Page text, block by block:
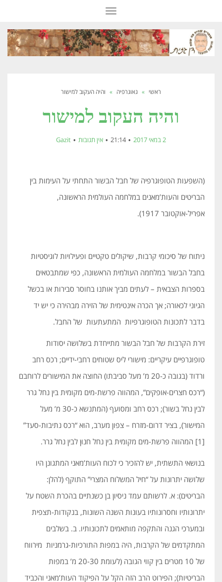
תפריט
ראשי » גאוגרפיה » והיה העקוב למישור
והיה העקוב למישור
2 במאי 2017 21:14 אין תגובות Gazit
(השפעות הטופוגרפיה של חבל הבשור התחתי על העימות בין
הבריטים והעות’מאנים במלחמה העולמית הראשונה,
אפריל-אוקטובר 1917).
ניתוח של סיכומי קרבות, שיקולים טקטיים ופעילויות לוגיסטיות
בחבל הבשור במלחמה העולמית הראשונה, כפי שמתבטאים
בספרות הצבאית – לעתים מביך אותנו בחוסר סבירות או בכשל
הגיוני לכאורה; אך הכרה אינטימית של הזירה מבהירה כי יש יד
בדבר לתכונות הטופוגרפיות המתעתעות של החבל.
זירת הקרבות של חבל הבשור מתייחדת בשלושה יסודות
טופוגרפיים עיקריים: מישורי ליס שטוחים רחבי-ידיים; רכס רחב
ורדוד (בגובה כ-20 מ’ מעל סביבתו) החוצה את המישורים לרוחבם
(“רכס חצרים-אופקים”, המהווה פרשת-מים מקומית בין נחל גרר
לבין נחל בשור); רכס רחב ומסועף (המתנשא כ-30 מ’ מעל
המישור), בציר דרום-מזרח – צפון מערב, הוא “רכס נתיבות-סעד”
[1] המהווה פרשת-מים מקומית בין נחל חנוּן לבין נחל גרר.
בנושאי התשתית, יש להזכיר כי לכוח העות’מאני המתגונן היו
שלושה יתרונות על “חיל המשלוח המצרי” התוקף (להלן:
הבריטים): א. לרשותם עמד ניסיון בן כשנתיים בהכרת השטח על
יתרונותיו וחסרונותיו בעונות השנה השונות, בנקודות-תצפית
ובמערכי הגנה והתקפה מותאמים לתכונותיו. ב. בשלבים
המתקדמים של הקרבות, היה במפות התורכיות-גרמניות מירווח
של 10 מטרים בין קווי הגובה (לעומת 20-30 מ’ במפות
הבריטיות); הפירוט הרב הזה הקל על הפיקוד העות’מאני והכביד